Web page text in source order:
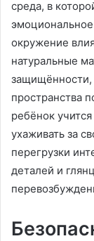
среда, в
окружение
натуральные
защищённости,
пространства
ребёнок
ухаживать за
перегрузки
деталей и